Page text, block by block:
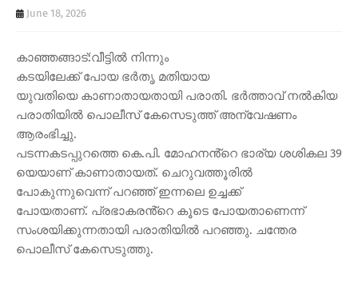
June 18, 2026
കാഞ്ഞങ്ങാട്:വീട്ടിൽ നിന്നും
കടയിലേക്ക് പോയ ഭർതൃ മതിയായ
യുവതിയെ കാണാതായതായി പരാതി. ഭർത്താവ് നൽകിയ
പരാതിയിൽ പൊലീസ് കേസെടുത്ത് അന്വേഷണം
ആരംഭിച്ചു.
പടന്നകടപ്പുറത്തെ കെ.പി. മോഹനൻ്റെ ഭാര്യ ശശികല 39
യെയാണ് കാണാതായത്. ചെറുവത്തൂരിൽ
പോകുന്നുവെന്ന് പറഞ്ഞ് ഇന്നലെ ഉച്ചക്ക്
പോയതാണ്. പ്രഭാകരൻ്റെ കൂടെ പോയതാണെന്ന്
സംശയിക്കുന്നതായി പരാതിയിൽ പറഞ്ഞു. ചന്തേര
പൊലീസ് കേസെടുത്തു.